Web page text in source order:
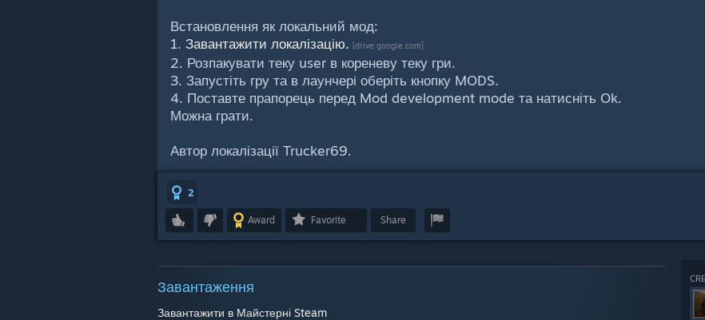
Встановлення як локальний мод:
1. Завантажити локалізацію. [drive.google.com]
2. Розпакувати теку user в кореневу теку гри.
3. Запустіть гру та в лаунчері оберіть кнопку MODS.
4. Поставте прапорець перед Mod development mode та натисніть Ok.
Можна грати.
Автор локалізації Trucker69.
2
Award Favorite Share
Завантаження
Завантажити в Майстерні Steam